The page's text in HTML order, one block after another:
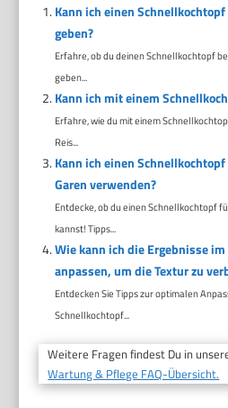
Kann ich einen
geben?
Erfahre, ob du deinen Schnellkochtopf
geben...
Kann ich mit einem
Erfahre, wie du mit einem
Reis...
Kann ich einen
Garen verwenden?
Entdecke, ob du einen Schnellkochtopf
kannst! Tipps...
Wie kann ich die Ergebnisse
anpassen, um die Textur zu
Entdecken Sie Tipps zur optimalen
Schnellkochtopf...
Weitere Fragen findest Du in
Wartung & Pflege FAQ-Übersicht.